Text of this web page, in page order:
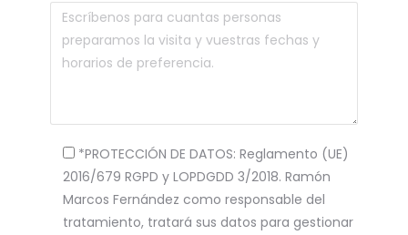
*PROTECCIÓN DE DATOS: Reglamento (UE)
2016/679 RGPD y LOPDGDD 3/2018. Ramón
Marcos Fernández como responsable del
tratamiento, tratará sus datos para gestionar